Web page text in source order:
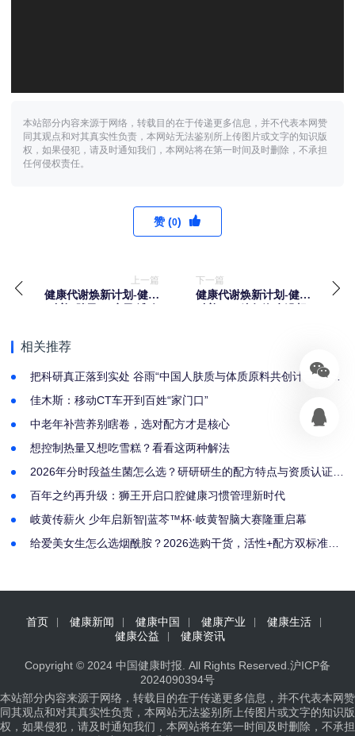
本站部分内容来源于网络，转载目的在于传递更多信息，并不代表本网赞
同其观点和对其真实性负责，本网站无法鉴别所上传图片或文字的知识版
权，如果侵犯，请及时通知我们，本网站将在第一时间及时删除，不承担
任何侵权责任。
赞 (0)
上一篇
健康代谢焕新计划-健康
下一篇
健康代谢焕新计划-健康
相关推荐
把科研真正落到实处 谷雨“中国人肤质与体质原料共创计划”正式
佳木斯：移动CT车开到百姓“家门口”
中老年补营养别瞎卷，选对配方才是核心
想控制热量又想吃雪糕？看看这两种解法
2026年分时段益生菌怎么选？研研研生的配方特点与资质认证解
百年之约再升级：狮王开启口腔健康习惯管理新时代
岐黄传薪火 少年启新智|蓝芩™杯·岐黄智脑大赛隆重启幕
给爱美女生怎么选烟酰胺？2026选购干货，活性+配方双标准筛
首页 健康新闻 健康中国 健康产业
健康生活
健康公益
健康资讯
Copyright © 2024 中国健康时报 . All Rights Reserved. 沪ICP备
2024090394号
本站部分内容来源于网络，转载目的在于传递更多信息，并不代表本网赞
同其观点和对其真实性负责，本网站无法鉴别所上传图片或文字的知识版
权，如果侵犯，请及时通知我们，本网站将在第一时间及时删除，不承担